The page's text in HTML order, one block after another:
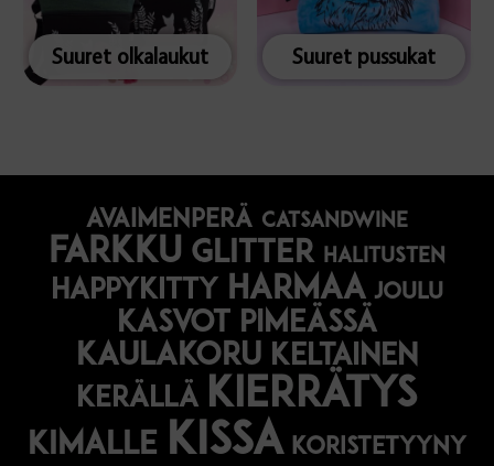
Suuret olkalaukut Suuret pussukat
avaimenperä catsandwine
farkku glitter halitusten
happykitty harmaa joulu
Kasvot pimeässä
kaulakoru keltainen
kerällä kierrätys
kimalle kissa koristetyyny